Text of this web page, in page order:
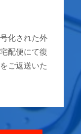
化された外
配便にて復
ご返送いた